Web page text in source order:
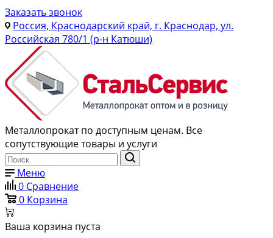
Заказать звонок
Россия, Краснодарский край, г. Краснодар, ул.
Российская 780/1 (р-н Катюши)
Металлопрокат по доступным ценам. Все
сопутствующие товары и услуги
Меню
0 Сравнение
0 Корзина
Ваша корзина пуста